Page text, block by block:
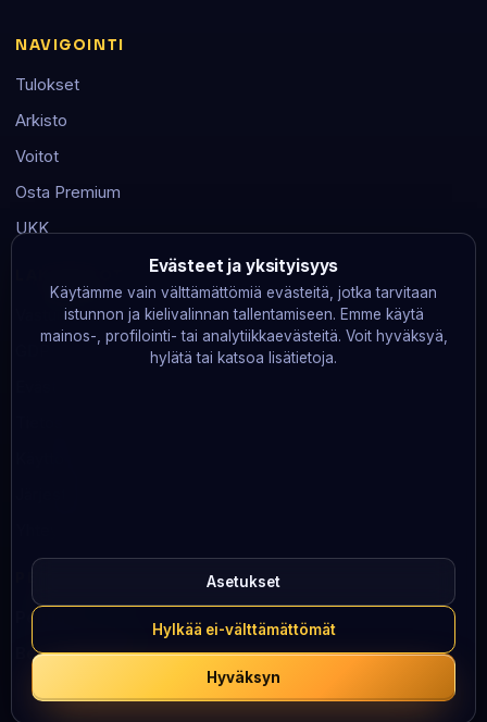
NAVIGOINTI
Tulokset
Arkisto
Voitot
Osta Premium
UKK
Vastuullinen pelaaminen
PELAA VASTUULLISESTI
Peluuri
BeGambleAware· 0808 8020 133
Evästeet ja yksityisyys
Käytämme vain välttämättömiä evästeitä, jotka tarvitaan
istunnon ja kielivalinnan tallentamiseen. Emme käytä
mainos-, profilointi- tai analytiikkaevästeitä. Voit hyväksyä,
hylätä tai katsoa lisätietoja.
Asetukset
Hylkää ei-välttämättömät
Hyväksyn